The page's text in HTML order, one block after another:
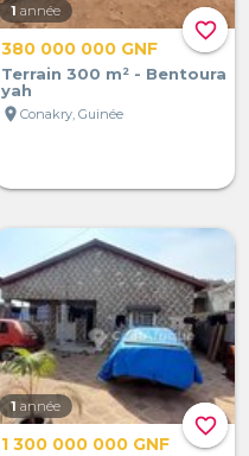
favorite_border
1 année
380 000 000 GNF
Terrain 300 m² - Bentoura
yah
location_on Conakry, Guinée
favorite_border
1 année
1 300 000 000 GNF